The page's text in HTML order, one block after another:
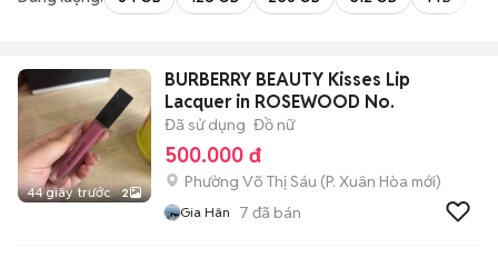
44 giây trước 2
BURBERRY BEAUTY Kisses Lip
Lacquer in ROSEWOOD No.
Đã sử dụng Đồ nữ
500.000 đ
Phường Võ Thị Sáu (P. Xuân Hòa mới)
Gia Hân 7 đã bán